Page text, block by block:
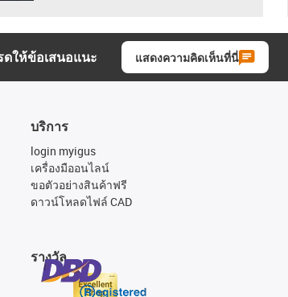
ดให้ข้อเสนอแนะ แสดงความคิดเห็นที่นี่
บริการ
login myigus
เครื่องมืออนไลน์
ขอตัวอย่างสินค้าฟรี
ดาวน์โหลดไฟล์ CAD
รางวัล